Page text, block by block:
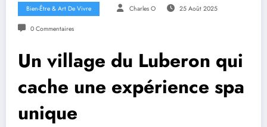
Bien-Être & Art De Vivre Charles O 25 Août 2025
0 Commentaires
Un village du Luberon qui
cache une expérience spa
unique